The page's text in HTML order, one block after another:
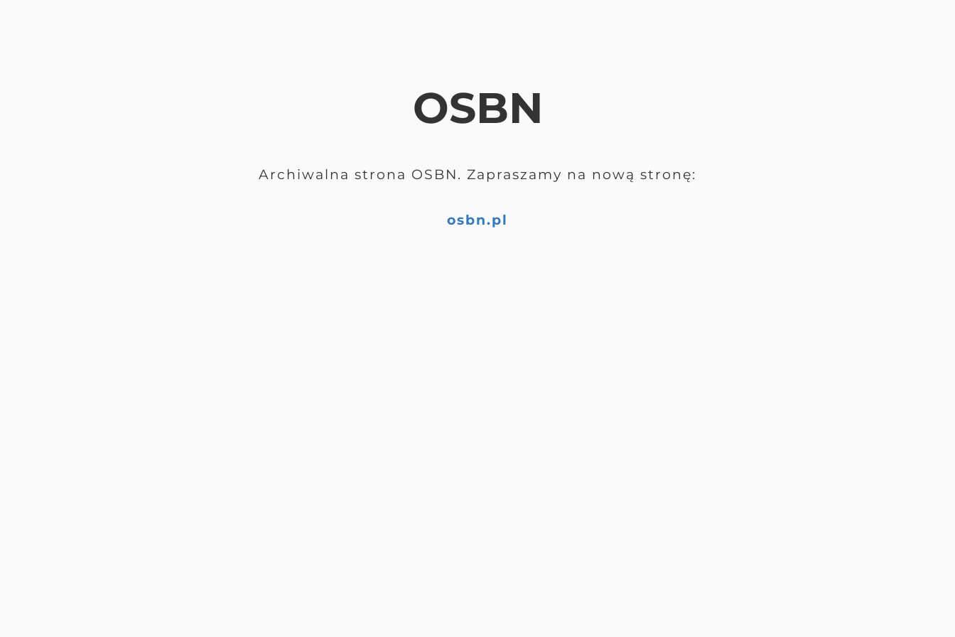
OSBN
Archiwalna strona OSBN. Zapraszamy na nową stronę:
osbn.pl